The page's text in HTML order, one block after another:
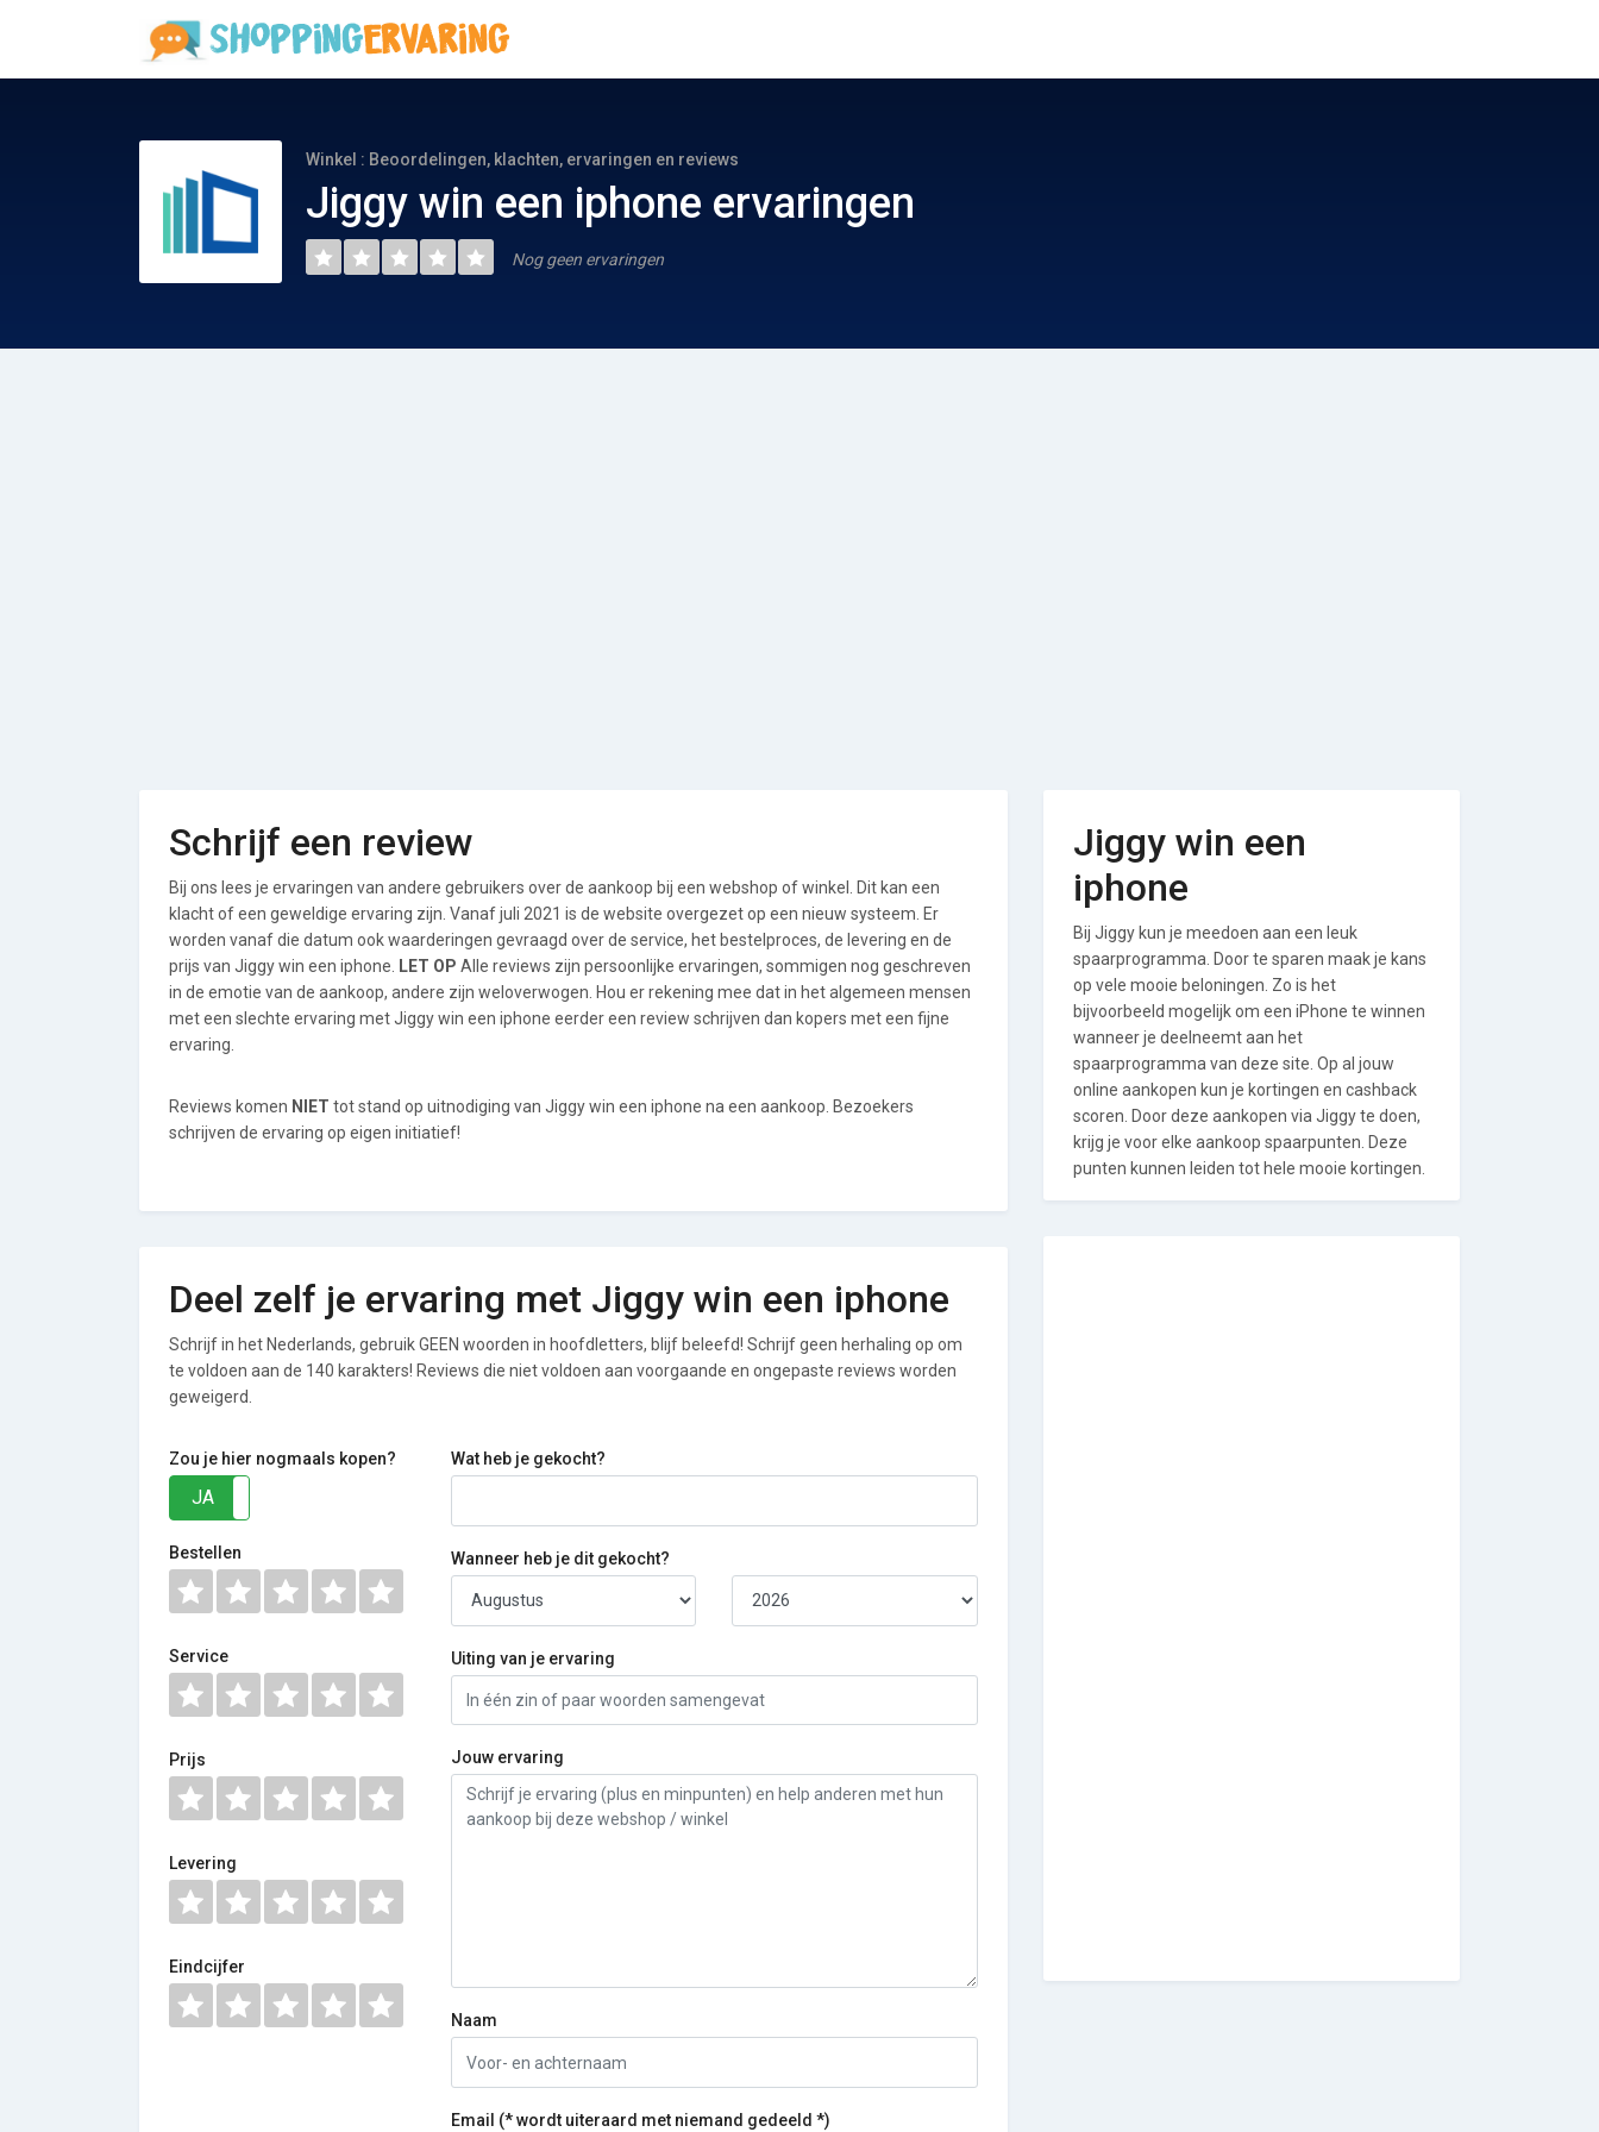
Winkel : Beoordelingen, klachten, ervaringen en reviews
Jiggy win een iphone ervaringen
Nog geen ervaringen
Schrijf een review
Bij ons lees je ervaringen van andere gebruikers over de aankoop bij een webshop of winkel. Dit kan een
klacht of een geweldige ervaring zijn. Vanaf juli 2021 is de website overgezet op een nieuw systeem. Er
worden vanaf die datum ook waarderingen gevraagd over de service, het bestelproces, de levering en de
prijs van Jiggy win een iphone.
LET OP Alle reviews zijn persoonlijke ervaringen, sommigen nog geschreven
in de emotie van de aankoop, andere zijn weloverwogen. Hou er rekening mee dat in het algemeen mensen
met een slechte ervaring met Jiggy win een iphone eerder een review schrijven dan kopers met een fijne
ervaring.
Reviews komen NIET tot stand op uitnodiging van Jiggy win een iphone na een aankoop. Bezoekers
schrijven de ervaring op eigen initiatief!
Deel zelf je ervaring met Jiggy win een iphone
Schrijf in het Nederlands, gebruik GEEN woorden in hoofdletters, blijf beleefd! Schrijf geen herhaling op om
te voldoen aan de 140 karakters! Reviews die niet voldoen aan voorgaande en ongepaste reviews worden
geweigerd.
Zou je hier nogmaals kopen?
JA
Bestellen
Service
Prijs
Levering
Eindcijfer
Wat heb je gekocht?
Wanneer heb je dit gekocht?
Uiting van je ervaring
Jouw ervaring
Naam
Email (* wordt uiteraard met niemand gedeeld *)
Jiggy win een
iphone
Bij Jiggy kun je meedoen aan een leuk
spaarprogramma. Door te sparen maak je kans
op vele mooie beloningen. Zo is het
bijvoorbeeld mogelijk om een iPhone te winnen
wanneer je deelneemt aan het
spaarprogramma van deze site. Op al jouw
online aankopen kun je kortingen en cashback
scoren. Door deze aankopen via Jiggy te doen,
krijg je voor elke aankoop spaarpunten. Deze
punten kunnen leiden tot hele mooie kortingen.